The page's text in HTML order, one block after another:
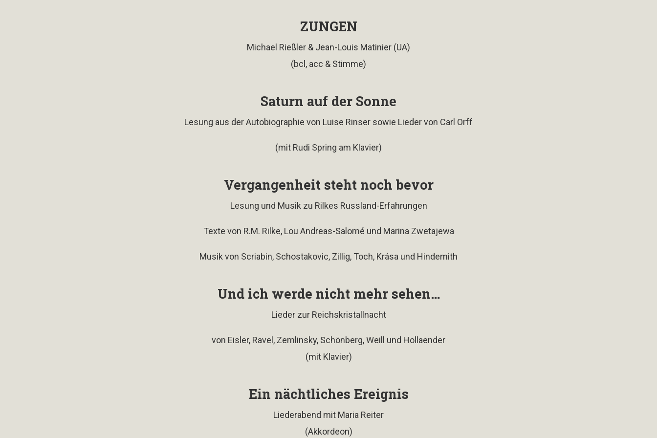
ZUNGEN
Michael Rießler & Jean-Louis Matinier (UA)
(bcl, acc & Stimme)
Saturn auf der Sonne
Lesung aus der Autobiographie von Luise Rinser sowie Lieder von Carl Orff
(mit Rudi Spring am Klavier)
Vergangenheit steht noch bevor
Lesung und Musik zu Rilkes Russland-Erfahrungen
Texte von R.M. Rilke, Lou Andreas-Salomé und Marina Zwetajewa
Musik von Scriabin, Schostakovic, Zillig, Toch, Krása und Hindemith
Und ich werde nicht mehr sehen…
Lieder zur Reichskristallnacht
von Eisler, Ravel, Zemlinsky, Schönberg, Weill und Hollaender
(mit Klavier)
Ein nächtliches Ereignis
Liederabend mit Maria Reiter
(Akkordeon)